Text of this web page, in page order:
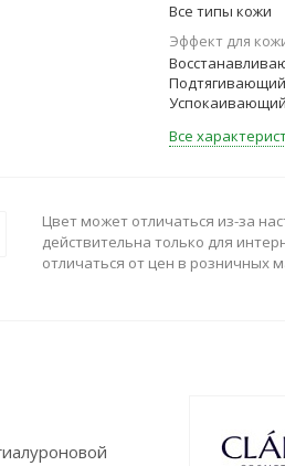
Все типы кожи
Эффект для
Успокаивающий
Все
Цвет может отличаться из-за
действительна только для
отличаться от цен в розничных